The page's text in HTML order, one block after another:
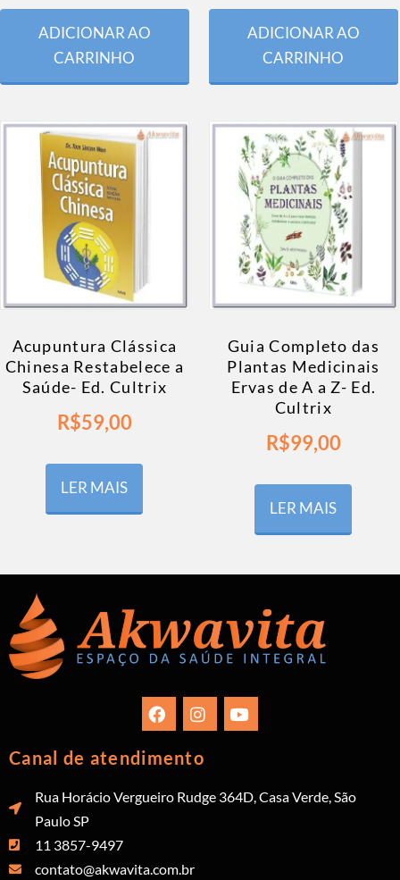
ADICIONAR AO
CARRINHO
ADICIONAR AO
CARRINHO
Acupuntura Clássica
Chinesa Restabelece a
Saúde- Ed. Cultrix
R$59,00
LER MAIS
Guia Completo das
Plantas Medicinais
Ervas de A a Z- Ed.
Cultrix
R$99,00
LER MAIS
Canal de atendimento
Rua Horácio Vergueiro Rudge 364D, Casa Verde, São
Paulo SP
11 3857-9497
contato@akwavita.com.br